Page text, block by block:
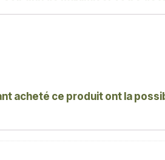
acheté ce produit ont la